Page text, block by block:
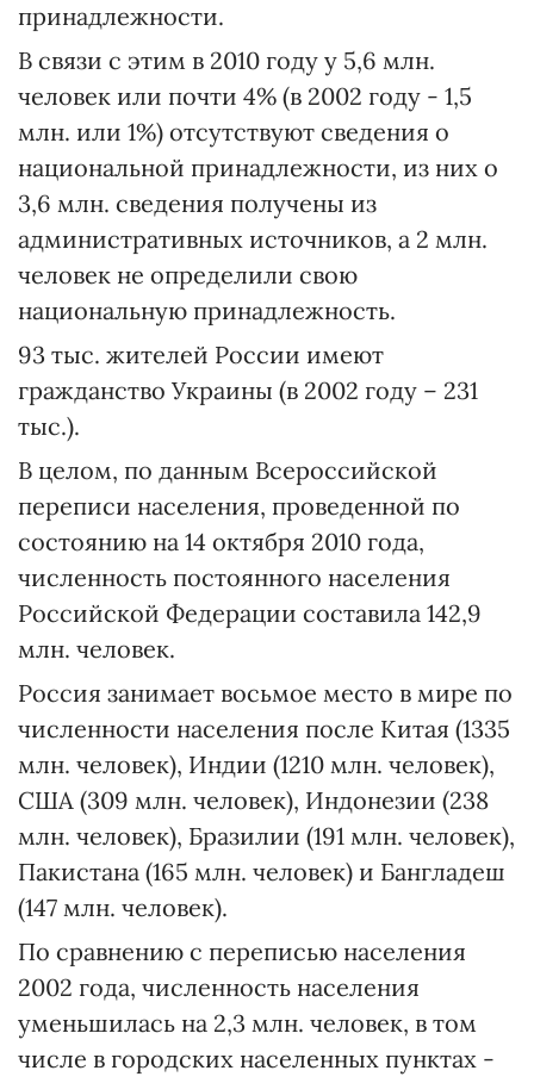
принадлежности.
В связи с этим в 2010 году у 5,6 млн.
человек или почти 4% (в 2002 году - 1,5
млн. или 1%) отсутствуют сведения о
национальной принадлежности, из них о
3,6 млн. сведения получены из
административных источников, а 2 млн.
человек не определили свою
национальную принадлежность.
93 тыс. жителей России имеют
гражданство Украины (в 2002 году – 231
тыс.).
В целом, по данным Всероссийской
переписи населения, проведенной по
состоянию на 14 октября 2010 года,
численность постоянного населения
Российской Федерации составила 142,9
млн. человек.
Россия занимает восьмое место в мире по
численности населения после Китая (1335
млн. человек), Индии (1210 млн. человек),
США (309 млн. человек), Индонезии (238
млн. человек), Бразилии (191 млн. человек),
Пакистана (165 млн. человек) и Бангладеш
(147 млн. человек).
По сравнению с переписью населения
2002 года, численность населения
уменьшилась на 2,3 млн. человек, в том
числе в городских населенных пунктах -